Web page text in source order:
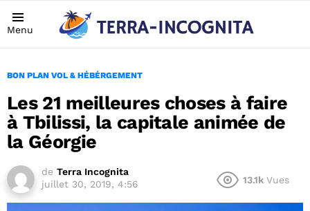
Menu
BON PLAN VOL & HÉBÉRGEMENT
Les 21 meilleures choses à faire
à Tbilissi, la capitale animée de
la Géorgie
de Terra Incognita
juillet 30, 2019, 4:56
13.1k Vues